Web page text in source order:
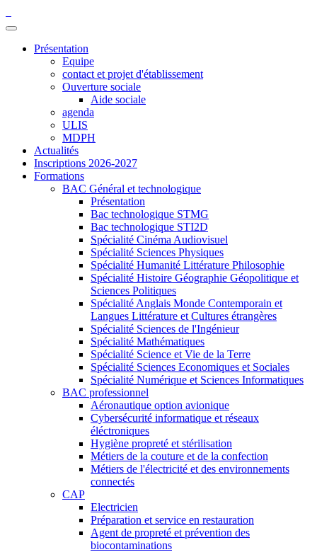
Présentation
Equipe
contact et projet d'établissement
Ouverture sociale
Aide sociale
agenda
ULIS
MDPH
Actualités
Inscriptions 2026-2027
Formations
BAC Général et technologique
Présentation
Bac technologique STMG
Bac technologique STI2D
Spécialité Cinéma Audiovisuel
Spécialité Sciences Physiques
Spécialité Humanité Littérature Philosophie
Spécialité Histoire Géographie Géopolitique et
Sciences Politiques
Spécialité Anglais Monde Contemporain et
Langues Littérature et Cultures étrangères
Spécialité Sciences de l'Ingénieur
Spécialité Mathématiques
Spécialité Science et Vie de la Terre
Spécialité Sciences Economiques et Sociales
Spécialité Numérique et Sciences Informatiques
BAC professionnel
Aéronautique option avionique
Cybersécurité informatique et réseaux
éléctroniques
Hygiène propreté et stérilisation
Métiers de la couture et de la confection
Métiers de l'électricité et des environnements
connectés
CAP
Electricien
Préparation et service en restauration
Agent de propreté et prévention des
biocontaminations